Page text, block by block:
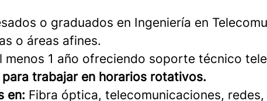
o graduados en Ingeniería en
o áreas afines.
menos 1 año ofreciendo soporte técnico
trabajar en horarios rotativos.
en: Fibra óptica, telecomunicaciones,